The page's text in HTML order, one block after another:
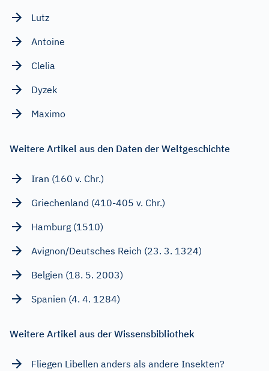
Lutz
Antoine
Clelia
Dyzek
Maximo
Weitere Artikel aus den Daten der Weltgeschichte
Iran (160 v. Chr.)
Griechenland (410-405 v. Chr.)
Hamburg (1510)
Avignon/Deutsches Reich (23. 3. 1324)
Belgien (18. 5. 2003)
Spanien (4. 4. 1284)
Weitere Artikel aus der Wissensbibliothek
Fliegen Libellen anders als andere Insekten?